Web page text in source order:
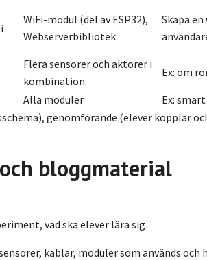
WiFi-modul (del av ESP32),
Webserverbibliotek
Skapa
Flera sensorer och aktorer i
kombination
Ex: om
Alla moduler
Ex:
genomförande (elever kopplar
bloggmaterial
vad ska elever lära sig
kablar, moduler som används och